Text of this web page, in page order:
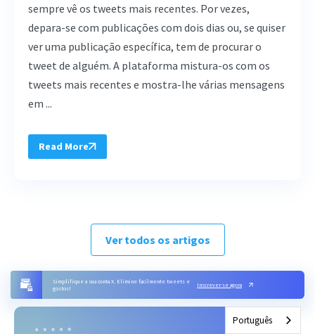
Simplifique a sua conta X. Elimine facilmente tweets e
gostos!
Inscrever-se agora
sempre vê os tweets mais recentes. Por vezes,
depara-se com publicações com dois dias ou, se quiser
ver uma publicação específica, tem de procurar o
tweet de alguém. A plataforma mistura-os com os
tweets mais recentes e mostra-lhe várias mensagens
em ...
Read More
Ver todos os artigos
Português